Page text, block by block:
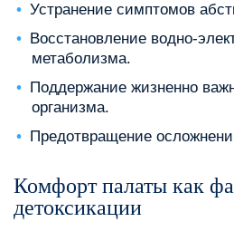
Устранение симптомов
Восстановление водно-
метаболизма.
Поддержание жизненно
организма.
Предотвращение
Комфорт палаты как
детоксикации